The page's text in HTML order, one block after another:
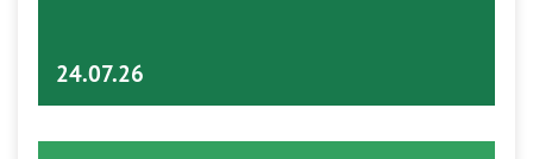
24.07.26